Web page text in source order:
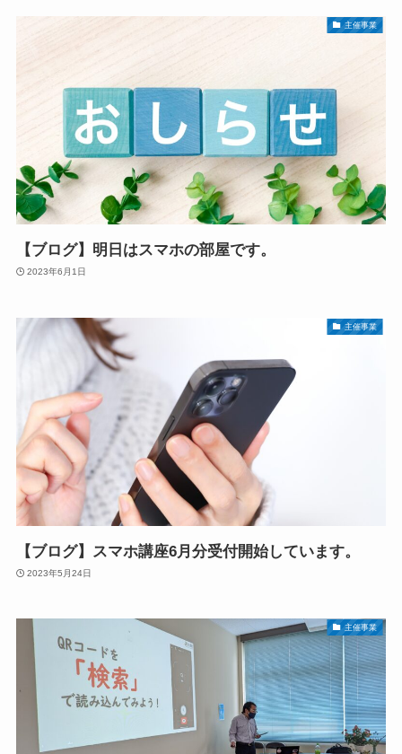
主催事業
【ブログ】明日はスマホの部屋です。
2023年6月1日
主催事業
【ブログ】スマホ講座6月分受付開始しています。
2023年5月24日
主催事業